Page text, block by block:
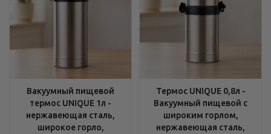
Вакуумный пищевой
термос UNIQUE 1л -
нержавеющая сталь,
широкое горло,
Термос UNIQUE 0,8л -
Вакуумный пищевой с
широким горлом,
нержавеющая сталь,